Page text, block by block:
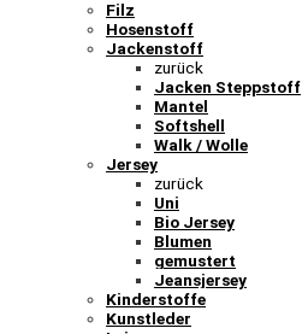
Filz
Hosenstoff
Jackenstoff
zurück
Jacken Steppstoff
Mantel
Softshell
Walk / Wolle
Jersey
zurück
Uni
Bio Jersey
Blumen
gemustert
Jeansjersey
Kinderstoffe
Kunstleder